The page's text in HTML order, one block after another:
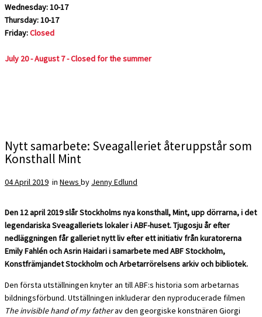
Wednesday: 10-17
Thursday: 10-17
Friday:Closed
July 20 - August 7 - Closed for the summer
Nytt samarbete: Sveagalleriet återuppstår som
Konsthall Mint
04 April 2019 in News by Jenny Edlund
Den 12 april 2019 slår Stockholms nya konsthall, Mint, upp dörrarna, i det
legendariska Sveagalleriets lokaler i ABF-huset. Tjugosju år efter
nedläggningen får galleriet nytt liv efter ett initiativ från kuratorerna
Emily Fahlén och Asrin Haidari i samarbete med ABF Stockholm,
Konstfrämjandet Stockholm och Arbetarrörelsens arkiv och bibliotek.
Den första utställningen knyter an till ABF:s historia som arbetarnas
bildningsförbund. Utställningen inkluderar den nyproducerade filmen
The invisible hand of my fatherav den georgiske konstnären Giorgi